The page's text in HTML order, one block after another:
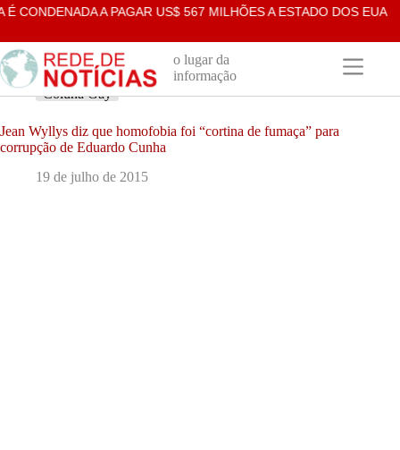
Pular
o
conteúdo
A PAGAR US$ 567 MILHÕES A ESTADO DOS EUA
o lugar da
informação
Coluna Gay
Jean Wyllys diz que homofobia foi “cortina de fumaça” para
corrupção de Eduardo Cunha
19 de julho de 2015